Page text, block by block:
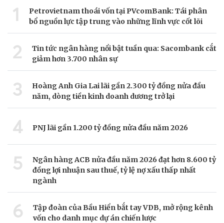
1
Petrovietnam thoái vốn tại PVcomBank: Tái phân
bổ nguồn lực tập trung vào những lĩnh vực cốt lõi
2
Tin tức ngân hàng nổi bật tuần qua: Sacombank cắt
giảm hơn 3.700 nhân sự
3
Hoàng Anh Gia Lai lãi gần 2.300 tỷ đồng nửa đầu
năm, dòng tiền kinh doanh dương trở lại
4 PNJ lãi gần 1.200 tỷ đồng nửa đầu năm 2026
5
Ngân hàng ACB nửa đầu năm 2026 đạt hơn 8.600 tỷ
đồng lợi nhuận sau thuế, tỷ lệ nợ xấu thấp nhất
ngành
6
Tập đoàn của Bầu Hiển bắt tay VDB, mở rộng kênh
vốn cho danh mục dự án chiến lược